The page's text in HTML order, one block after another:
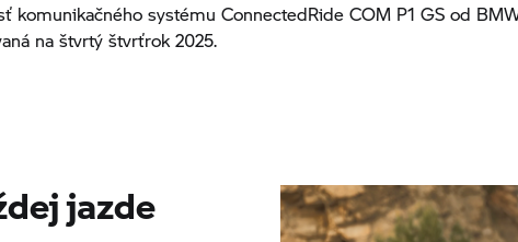
komunikačného systému ConnectedRide COM P1 GS od
na štvrtý štvrťrok 2025.
jazde